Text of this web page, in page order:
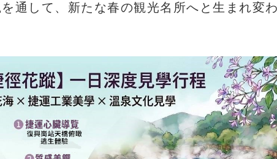
通して、新たな春の観光名所へと生まれ変